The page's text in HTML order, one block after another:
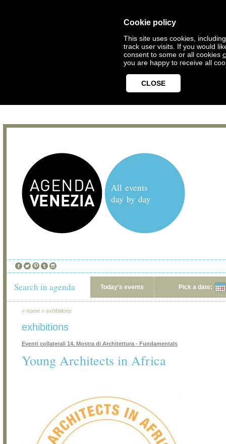
Cookie policy
This site uses cookies,
track user visits. If you would
consent to some or all cookies
you are happy to receive all
CLOSE
All events
day by day
Search in agenda Today's events Pick a date:
» home » exhibitions
exhibitions
Eventi collaterali 14. Mostra di Architettura - Fundamentals
Young Architects in Africa